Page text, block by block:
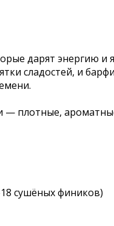
дарят энергию и
сладостей, и
— плотные,
сушёных фиников)